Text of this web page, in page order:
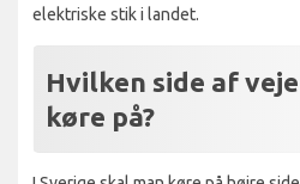
elektriske stik i landet.
Hvilken side af
køre på?